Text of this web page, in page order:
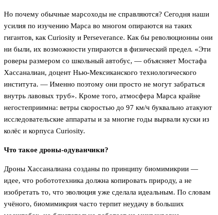
Но почему обычные марсоходы не справляются? Сегодня наши
усилия по изучению Марса во многом опираются на таких
гигантов, как Curiosity и Perseverance. Как бы революционны они
ни были, их возможности упираются в физический предел. «Эти
роверы размером со школьный автобус, — объясняет Мостафа
Хассаналиан, доцент Нью-Мексиканского технологического
института. — Именно поэтому они просто не могут забраться
внутрь лавовых труб». Кроме того, атмосфера Марса крайне
негостеприимна: ветры скоростью до 97 км/ч буквально атакуют
исследовательские аппараты и за многие годы вырвали куски из
колёс и корпуса Curiosity.
Что такое дроны-одуванчики?
Дроны Хассаналиана созданы по принципу биомимикрии —
идее, что робототехника должна копировать природу, а не
изобретать то, что эволюция уже сделала идеальным. По словам
учёного, биомимикрия часто терпит неудачу в больших